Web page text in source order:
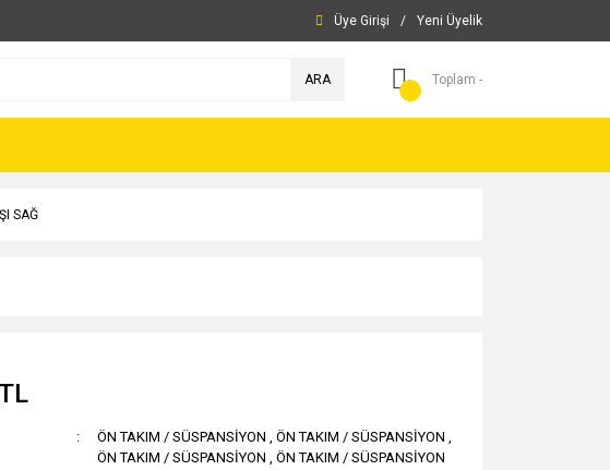
Üye Girişi / Yeni Üyelik
ARA Toplam -
SAĞ
ÖN TAKIM / SÜSPANSİYON , ÖN TAKIM / SÜSPANSİYON ,
ÖN TAKIM / SÜSPANSİYON , ÖN TAKIM / SÜSPANSİYON